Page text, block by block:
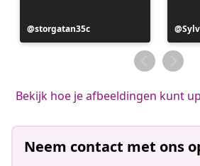
Bericht
gepubliceerd
storgatan35c
door
Bekijk hoe je afbeeldingen kunt
Neem contact met ons